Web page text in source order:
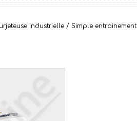
industrielle / Simple entrainement